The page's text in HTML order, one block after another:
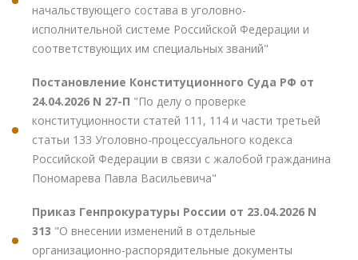
начальствующего состава в уголовно-
исполнительной системе Российской Федерации и
соответствующих им специальных званий"
Постановление Конституционного Суда РФ от
24.04.2026 N 27-П "По делу о проверке
конституционности статей 111, 114 и части третьей
статьи 133 Уголовно-процессуального кодекса
Российской Федерации в связи с жалобой гражданина
Пономарева Павла Васильевича"
Приказ Генпрокуратуры России от 23.04.2026 N
313 "О внесении изменений в отдельные
организационно-распорядительные документы